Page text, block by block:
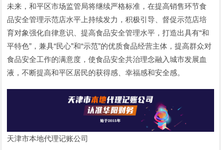
未来，和平区市场监管局将继续严格标准，在提高销售环节食
品安全管理示范店水平上持续发力，积极引导、督促示范店培
育对象强化自律意识、提高食品安全管理水平，打造出具有“和
平特色”，兼具“民心”和“示范”的优质食品经营主体，提高群众对
食品安全工作的满意度，使食品安全共治理念融入城市发展血
液，不断提高和平区居民的获得感、幸福感和安全感。
天津市本地代理记账公司